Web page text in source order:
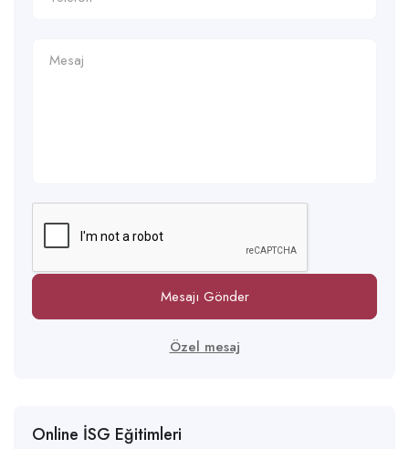
Mesajı Gönder
Özel mesaj
Online İSG Eğitimleri